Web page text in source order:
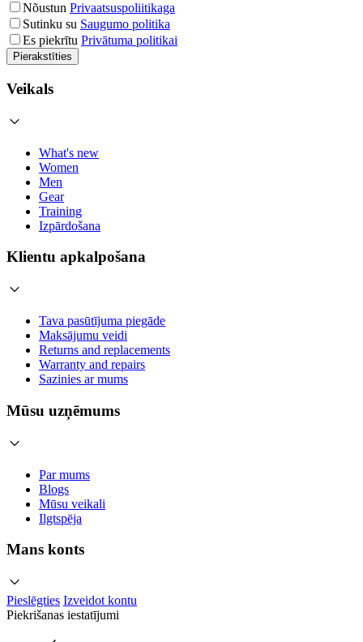
Nõustun Privaatsuspoliitikaga
Sutinku su Saugumo politika
Es piekrītu Privātuma politikai
Pierakstīties
Veikals
What's new
Women
Men
Gear
Training
Izpārdošana
Klientu apkalpošana
Tava pasūtījuma piegāde
Maksājumu veidi
Returns and replacements
Warranty and repairs
Sazinies ar mums
Mūsu uzņēmums
Par mums
Blogs
Mūsu veikali
Ilgtspēja
Mans konts
Pieslēgties Izveidot kontu
Piekrišanas iestatījumi